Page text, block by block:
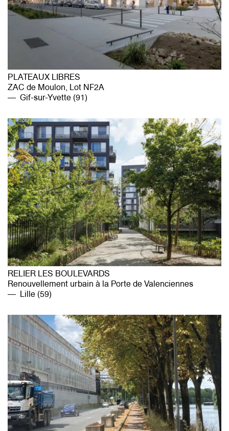
PLATEAUX LIBRES
ZAC de Moulon, Lot NF2A
Gif-sur-Yvette (91)
RELIER LES BOULEVARDS
Renouvellement urbain à la Porte de Valenciennes
Lille (59)